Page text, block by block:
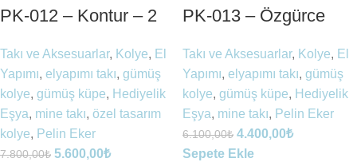
PK-012 – Kontur – 2
Takı ve Aksesuarlar, Kolye, El
Yapımı, elyapımı takı, gümüş
kolye, gümüş küpe, Hediyelik
Eşya, mine takı, özel tasarım
kolye, Pelin Eker
7.800,00₺ 5.600,00₺
PK-013 – Özgürce
Takı ve Aksesuarlar, Kolye, El
Yapımı, elyapımı takı, gümüş
kolye, gümüş küpe, Hediyelik
Eşya, mine takı, Pelin Eker
6.100,00₺ 4.400,00₺
Sepete Ekle